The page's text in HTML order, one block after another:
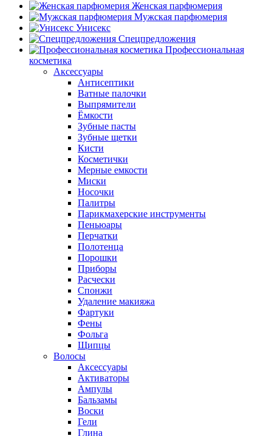
Женская парфюмерия
Мужская парфюмерия
Унисекс
Спецпредложения
Профессиональная
косметика
Аксессуары
Антисептики
Ватные палочки
Выпрямители
Ёмкости
Зубные пасты
Зубные щетки
Кисти
Косметички
Мерные емкости
Миски
Носочки
Палитры
Парикмахерские инструменты
Пеньюары
Перчатки
Полотенца
Порошки
Приборы
Расчески
Спонжи
Удаление макияжа
Фартуки
Фены
Фольга
Щипцы
Волосы
Аксессуары
Активаторы
Ампулы
Бальзамы
Воски
Гели
Глина